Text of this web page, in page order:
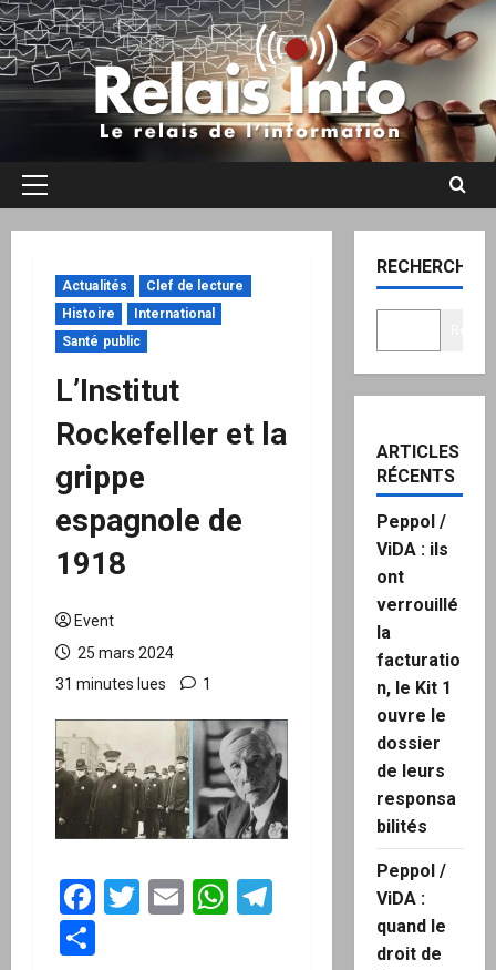
Aller
au
contenu
Menu
Actualités
Clef de lecture
Histoire
International
Santé public
L’Institut
Rockefeller et la
grippe
espagnole de
1918
Event
25 mars 2024
31 minutes lues
1
Facebook
Twitter
EmailWhatsApp
Telegram
RECHERCHER
ARTICLES
RÉCENTS
Peppol /
ViDA : ils
ont
verrouillé
la
facturatio
n, le Kit 1
ouvre le
dossier
de leurs
responsa
bilités
Peppol /
ViDA :
quand le
droit de